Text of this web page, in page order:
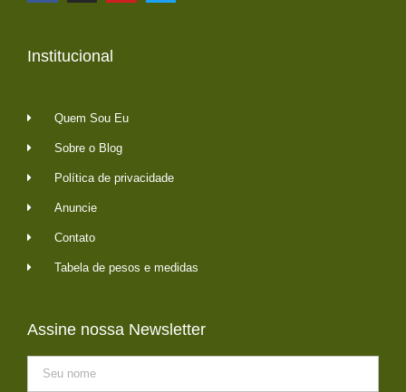
Institucional
Quem Sou Eu
Sobre o Blog
Política de privacidade
Anuncie
Contato
Tabela de pesos e medidas
Assine nossa Newsletter